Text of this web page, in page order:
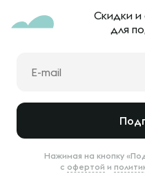
Скидки и
для
Нажимая на кнопку
с офертой и